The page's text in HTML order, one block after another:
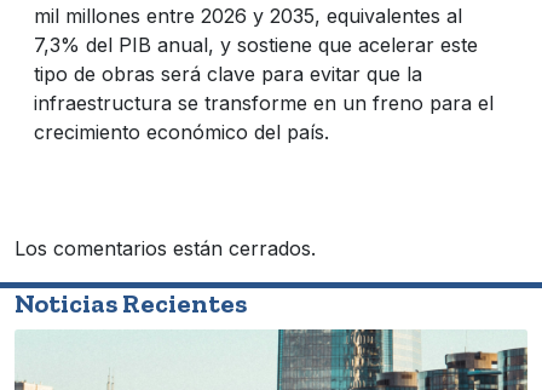
mil millones entre 2026 y 2035, equivalentes al
7,3% del PIB anual, y sostiene que acelerar este
tipo de obras será clave para evitar que la
infraestructura se transforme en un freno para el
crecimiento económico del país.
Los comentarios están cerrados.
Noticias Recientes